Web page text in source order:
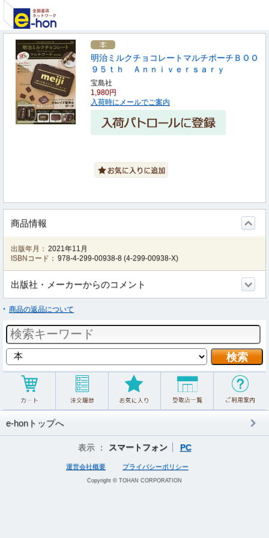
明治ミルクチョコレートマルチポーチＢＯＯ
９５ｔｈ Ａｎｎｉｖｅｒｓａｒｙ
宝島社
1,980円
入荷時にメールでご案内
商品情報
出版年月： 2021年11月
ISBNコード： 978-4-299-00938-8 (4-299-00938-X)
出版社・メーカーからのコメント
商品の返品について
e-honトップへ
表示 ： スマートフォン PC
運営会社概要 プライバシーポリシー
Copyright © TOHAN CORPORATION